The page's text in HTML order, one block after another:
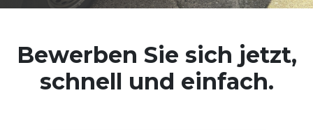
Bewerben Sie sich jetzt,
schnell und einfach.